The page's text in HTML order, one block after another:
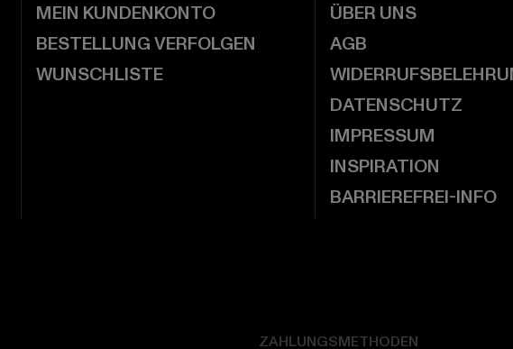
MEIN KUNDENKONTO
BESTELLUNG VERFOLGEN
WUNSCHLISTE
ÜBER UNS
AGB
DATENSCHUTZ
IMPRESSUM
INSPIRATION
BARRIEREFREI-INFO
ZAHLUNGSMETHODEN